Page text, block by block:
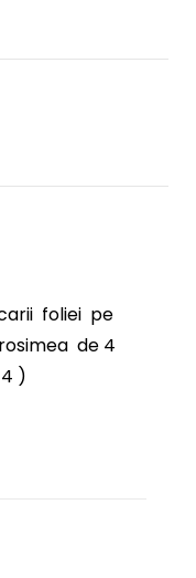
foliei pe
de 4
)